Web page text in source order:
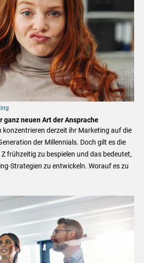
ganz neuen Art der Ansprache
konzentrieren derzeit ihr Marketing auf die
der Millennials. Doch gilt es die
frühzeitig zu bespielen und das bedeutet,
Strategien zu entwickeln. Worauf es zu